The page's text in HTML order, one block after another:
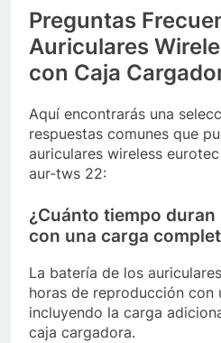
Preguntas
Auriculares
con Caja
Aquí encontrarás una
respuestas comunes que
auriculares wireless
aur-tws 22:
¿Cuánto tiempo
con una carga
La batería de los
horas de reproducción con
incluyendo la carga
caja cargadora.